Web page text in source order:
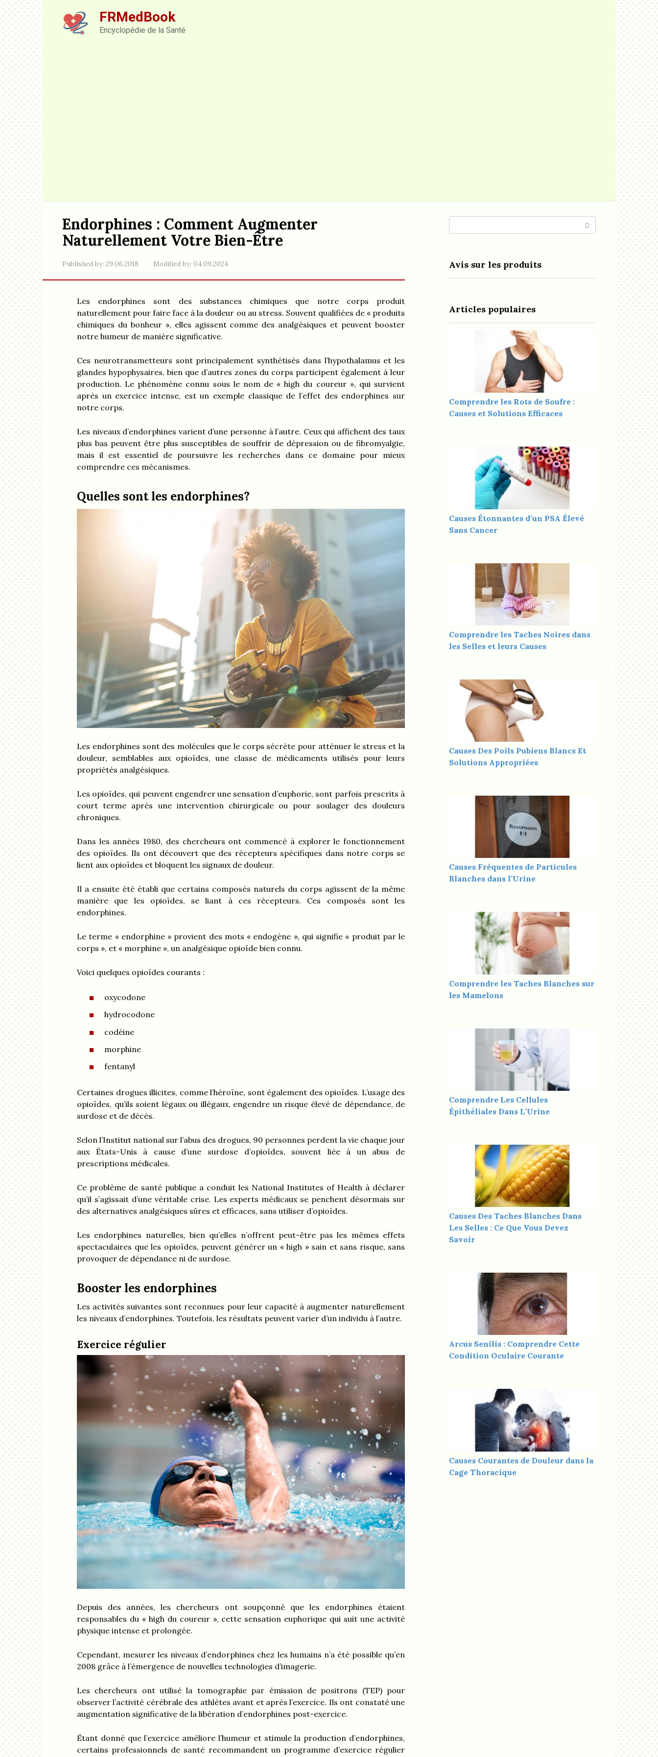
FRMedBook
Encyclopédie de la Santé
Endorphines : Comment Augmenter
Naturellement Votre Bien-Être
Published by: 29.06.2018 Modified by: 04.09.2024
Les endorphines sont des substances chimiques que notre corps produit
naturellement pour faire face à la douleur ou au stress. Souvent qualifiées de « produits
chimiques du bonheur », elles agissent comme des analgésiques et peuvent booster
notre humeur de manière significative.
Ces neurotransmetteurs sont principalement synthétisés dans l’hypothalamus et les
glandes hypophysaires, bien que d’autres zones du corps participent également à leur
production. Le phénomène connu sous le nom de « high du coureur », qui survient
après un exercice intense, est un exemple classique de l’effet des endorphines sur
notre corps.
Les niveaux d’endorphines varient d’une personne à l’autre. Ceux qui affichent des taux
plus bas peuvent être plus susceptibles de souffrir de dépression ou de fibromyalgie,
mais il est essentiel de poursuivre les recherches dans ce domaine pour mieux
comprendre ces mécanismes.
Quelles sont les endorphines?
Les endorphines sont des molécules que le corps sécrète pour atténuer le stress et la
douleur, semblables aux opioïdes, une classe de médicaments utilisés pour leurs
propriétés analgésiques.
Les opioïdes, qui peuvent engendrer une sensation d’euphorie, sont parfois prescrits à
court terme après une intervention chirurgicale ou pour soulager des douleurs
chroniques.
Dans les années 1980, des chercheurs ont commencé à explorer le fonctionnement
des opioïdes. Ils ont découvert que des récepteurs spécifiques dans notre corps se
lient aux opioïdes et bloquent les signaux de douleur.
Il a ensuite été établi que certains composés naturels du corps agissent de la même
manière que les opioïdes, se liant à ces récepteurs. Ces composés sont les
endorphines.
Le terme « endorphine » provient des mots « endogène », qui signifie « produit par le
corps », et « morphine », un analgésique opioïde bien connu.
Voici quelques opioïdes courants :
oxycodone
hydrocodone
codéine
morphine
fentanyl
Certaines drogues illicites, comme l’héroïne, sont également des opioïdes. L’usage des
opioïdes, qu’ils soient légaux ou illégaux, engendre un risque élevé de dépendance, de
surdose et de décès.
Selon l’Institut national sur l’abus des drogues, 90 personnes perdent la vie chaque jour
aux États-Unis à cause d’une surdose d’opioïdes, souvent liée à un abus de
prescriptions médicales.
Ce problème de santé publique a conduit les National Institutes of Health à déclarer
qu’il s’agissait d’une véritable crise. Les experts médicaux se penchent désormais sur
des alternatives analgésiques sûres et efficaces, sans utiliser d’opioïdes.
Les endorphines naturelles, bien qu’elles n’offrent peut-être pas les mêmes effets
spectaculaires que les opioïdes, peuvent générer un « high » sain et sans risque, sans
provoquer de dépendance ni de surdose.
Booster les endorphines
Les activités suivantes sont reconnues pour leur capacité à augmenter naturellement
les niveaux d’endorphines. Toutefois, les résultats peuvent varier d’un individu à l’autre.
Exercice régulier
Depuis des années, les chercheurs ont soupçonné que les endorphines étaient
responsables du « high du coureur », cette sensation euphorique qui suit une activité
physique intense et prolongée.
Cependant, mesurer les niveaux d’endorphines chez les humains n’a été possible qu’en
2008 grâce à l’émergence de nouvelles technologies d’imagerie.
Les chercheurs ont utilisé la tomographie par émission de positrons (TEP) pour
observer l’activité cérébrale des athlètes avant et après l’exercice. Ils ont constaté une
augmentation significative de la libération d’endorphines post-exercice.
Étant donné que l’exercice améliore l’humeur et stimule la production d’endorphines,
certains professionnels de santé recommandent un programme d’exercice régulier
Avis sur les produits
Articles populaires
Comprendre les Rots de Soufre :
Causes et Solutions Efficaces
Causes Étonnantes d’un PSA Élevé
Sans Cancer
Comprendre les Taches Noires dans
les Selles et leurs Causes
Causes Des Poils Pubiens Blancs Et
Solutions Appropriées
Causes Fréquentes de Particules
Blanches dans l’Urine
Comprendre les Taches Blanches sur
les Mamelons
Comprendre Les Cellules
Épithéliales Dans L’Urine
Causes Des Taches Blanches Dans
Les Selles : Ce Que Vous Devez
Savoir
Arcus Senilis : Comprendre Cette
Condition Oculaire Courante
Causes Courantes de Douleur dans la
Cage Thoracique